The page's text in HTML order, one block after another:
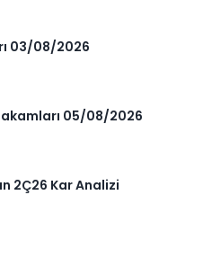
03/08/2026
05/08/2026
2Ç26 Kar Analizi